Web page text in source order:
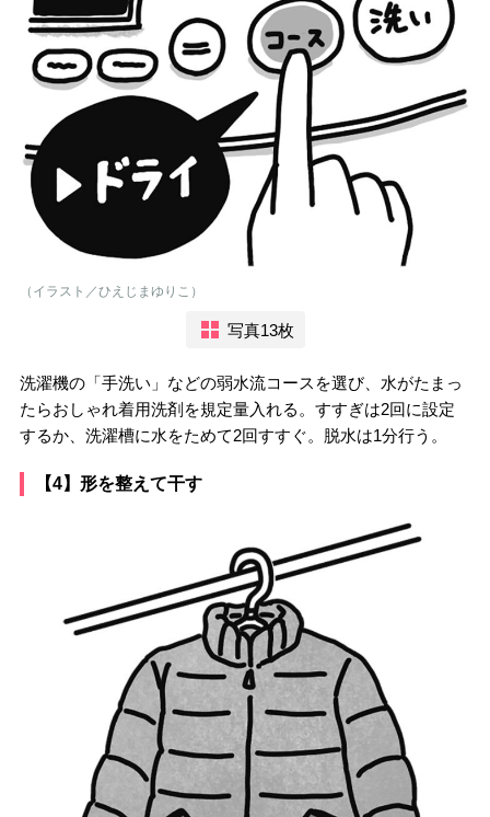
（イラスト／ひえじまゆりこ）
写真13枚
洗濯機の「手洗い」などの弱水流コースを選び、水がたまっ
たらおしゃれ着用洗剤を規定量入れる。すすぎは2回に設定
するか、洗濯槽に水をためて2回すすぐ。脱水は1分行う。
【4】形を整えて干す